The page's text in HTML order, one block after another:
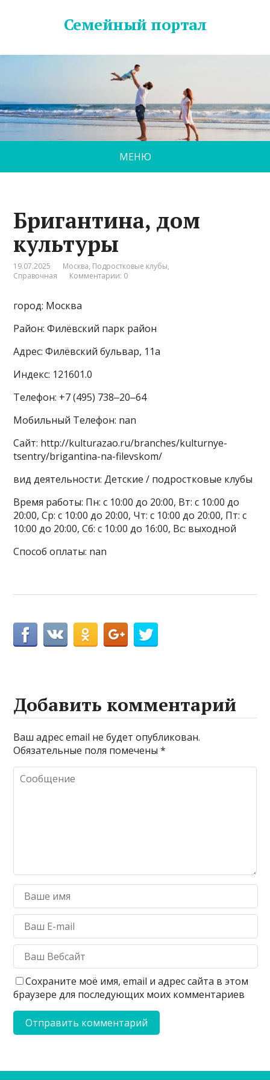
Семейный портал
МЕНЮ
Бригантина, дом
культуры
19.07.2025 Москва, Подростковые клубы,
Справочная
Комментарии: 0
город: Москва
Район: Филёвский парк район
Адрес: Филёвский бульвар, 11а
Индекс: 121601.0
Телефон: +7 (495) 738‒20‒64
Мобильный Телефон: nan
Сайт: http://kulturazao.ru/branches/kulturnye-
tsentry/brigantina-na-filevskom/
вид деятельности: Детские / подростковые клубы
Время работы: Пн: с 10:00 до 20:00, Вт: с 10:00 до
20:00, Ср: с 10:00 до 20:00, Чт: с 10:00 до 20:00, Пт: с
10:00 до 20:00, Сб: с 10:00 до 16:00, Вс: выходной
Способ оплаты: nan
Добавить комментарий
Ваш адрес email не будет опубликован.
Обязательные поля помечены*
Сохраните моё имя, email и адрес сайта в этом
браузере для последующих моих комментариев